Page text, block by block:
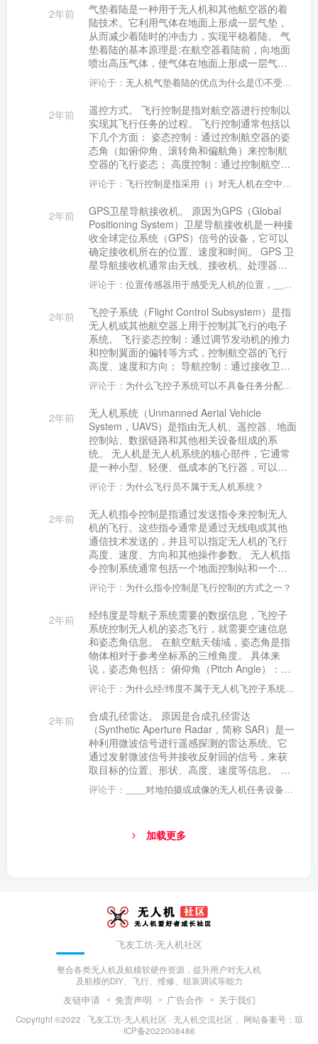
2年前
气垫着陆是一种用于无人机和其他航空器的着
陆技术。它利用气体在地面上形成一层气垫，
从而减少着陆时的冲击力，实现平稳着陆。 气
垫着陆的基本原理是:在航空器着陆前，向地面
喷出高压气体，使气体在地面上形成一层气
垫。当航空器着陆时，气垫能够吸收着陆时的
冲击力，从而减少航空器的震动和损坏。 相对
于传统的着陆方式，气垫着陆具有以下优点:
1、减少着陆时的冲击力，实现平稳着陆，减少
航空器的震动和损坏; 2、不受地形和天气的限
制，能够在各种地形和天气条件下进行着陆;
3、对于传统的着陆方式，能够减少航空器的能
耗，提高效率; 4、提高着陆的安全性和可靠
性，减少着陆时的事故发生率。
评论于： 无人机气垫着陆的优点为什么是①不受无人机大小②不受无人机重量限制③回收效率高
2年前
遥控方式。 飞行控制是指对航空器进行控制以
实现其飞行任务的过程。 飞行控制通常包括以
下几个方面： 姿态控制：通过控制航空器的姿
态角（如俯仰角、滚转角和偏航角）来控制航
空器的飞行姿态； 高度控制：通过控制航空器
的升降舵或发动机推力来控制航空器的高度；
速度控制：通过控制航空器的油门或刹车来控
制航空器的速度； 方向控制：通过控制航空器
的副翼或方向舵来控制航空器的方向； 导航控
制：通过控制航空器的导航系统来控制航空器
的航线和位置。 飞行控制系统通常由多个子系
统组成，如自动驾驶系统、飞行控制计算机、
操纵装置和传感器等。这些子系统协同工作，
以实现对航空器的精确控制。
评论于： 飞行控制是指采用（）对无人机在空中整个飞行过程的控制
2年前
GPS卫星导航接收机。 原因为GPS（Global
Positioning System）卫星导航接收机是一种接
收全球定位系统（GPS）信号的设备，它可以
确定接收机所在的位置、速度和时间。 GPS 卫
星导航接收机通常由天线、接收机、处理器和
显示器组成。天线接收 GPS 卫星信号，接收机
将信号转换为数字信号，处理器对信号进行处
理，以确定接收机的位置、速度和时间。最
后，显示器显示接收机的位置、速度和时间等
信息。
评论于： 位置传感器用于感受无人机的位置，____是典型的位置传感器
2年前
飞控子系统（Flight Control Subsystem）是指
无人机或其他航空器上用于控制其飞行的电子
系统。 飞行姿态控制：通过调节发动机的推力
和控制翼面的偏转等方式，控制航空器的飞行
高度、速度和方向； 导航控制：通过接收卫星
导航信号、气压高度计、地磁仪等传感器的数
据，确定航空器的位置、速度和姿态，并引导
其沿着预定的航线飞行； 自动驾驶：通过预设
飞行计划和传感器数据，实现航空器的自动飞
行，减轻飞行员的工作负担； 安全控制：通过
监控航空器的状态和传感器数据，及时发现异
常情况并采取相应的安全措施，保证航空器的
安全。 飞控子系统通常由多个电子部件组成，
包括处理器、传感器、执行器、通信模块等。
种飞行控制功能，同时还需要高度的可靠性和
安全性，以保证航空器的安全和稳定飞行。
评论于： 为什么飞控子系统可以不具备任务分配与航迹规划功能？
2年前
无人机系统（Unmanned Aerial Vehicle
System，UAVS）是指由无人机、遥控器、地面
控制站、数据链路和其他相关设备组成的系
统。 无人机是无人机系统的核心部件，它通常
是一种小型、轻便、低成本的飞行器，可以通
过遥控器或自主飞行控制系统进行控制。遥控
器是操作员用来控制无人机的设备，它通常通
过无线电或红外线信号与无人机进行通信。地
面控制站是无人机系统的控制中心，它通常由
计算机、通信设备和显示设备组成，可以对无
人机进行远程控制、监控和数据分析。数据链
路是无人机系统的通信通道，它可以将无人机
的飞行数据和图像传输到地面控制站或其他接
收设备。 除了无人机和遥控器之外，无人机系
激光测距仪、GPS 导航仪等，这些设备可以为
无人机提供各种数据和信息，从而实现各种应
用。
评论于： 为什么飞行员不属于无人机系统？
2年前
无人机指令控制是指通过发送指令来控制无人
机的飞行。这些指令通常是通过无线电或其他
通信技术发送的，并且可以指定无人机的飞行
高度、速度、方向和其他操作参数。 无人机指
令控制系统通常包括一个地面控制站和一个无
人机上的接收器。地面控制站可以是一台计算
机、平板电脑或智能手机，它可以发送指令并
监控无人机的飞行状态。无人机上的接收器接
收指令并执行相应的操作。 无人机指令控制系
统通常使用多种技术，如 GPS、惯性导航系
统、超声波传感器和摄像头等，来帮助无人机
确定其位置、姿态和环境。这些技术可以帮助
无人机在飞行过程中保持稳定和安全。
评论于： 为什么指令控制是飞行控制的方式之一？
2年前
经纬度是导航子系统需要的数据信息，飞控子
系统控制无人机的姿态飞行，就需要空速信息
和姿态角信息。 在航空航天领域，姿态角是指
物体相对于参考坐标系的三维角度。 具体来
说，姿态角包括： 俯仰角（Pitch Angle）：物
体在垂直平面内相对于参考坐标系的角度，通
常以向上为正； 滚转角（RollAngle）：物体在
水平平面内相对于参考坐标系的角度，通常以
向右为正； 偏航角（YawAngle）：物体在水平
面内相对于参考坐标系的角度，通常以向前为
正。
评论于： 为什么经/纬度不属于无人机飞控子系统所需要信息？
2年前
合成孔径雷达。 原因是合成孔径雷达
（Synthetic Aperture Radar，简称 SAR）是一
种利用微波信号进行遥感探测的雷达系统。它
通过发射微波信号并接收反射回的信号，来获
取目标的位置、形状、高度、速度等信息。 合
成孔径雷达的工作原理是利用雷达天线在不同
位置发射和接收信号，并将这些信号进行合
度，因此被称为合成孔径。 合成孔径雷达具有
合成孔径雷达可以在远距离探测目标，不受视
线限制； 多极化：合成孔径雷达可以使用不同
极化的信号进行探测，获得更多的目标信息。
评论于： ____对地拍摄或成像的无人机任务设备基本不会受到云层与零霾的影响
加载更多
飞友工坊-无人机社区
整合各类无人机及航模软硬件资源，提升用户对无人机
及航模的DIY、飞行、维修、组装调试等能力
友链申请 免责声明 广告合作 关于我们
Copyright ©2022 · 飞友工坊-无人机社区 · 无人机交流社区， 网站备案号： 琼
ICP备2022008486